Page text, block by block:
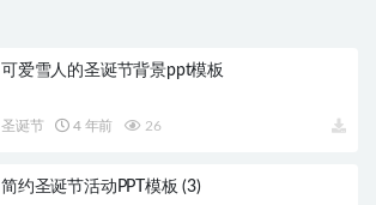
可爱雪人的圣诞节背景ppt模板
圣诞节 4 年前 26
简约圣诞节活动PPT模板 (3)